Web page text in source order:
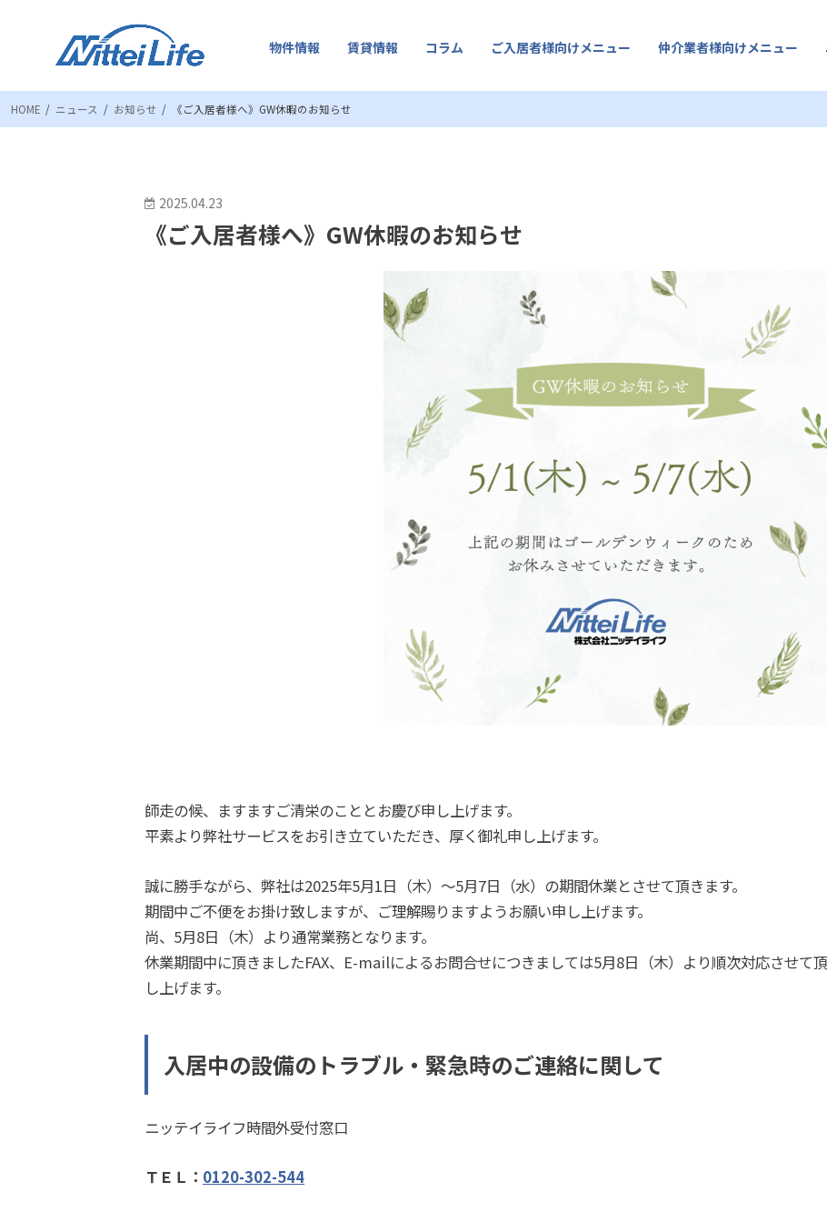
物件情報 賃貸情報 コラム ご入居者様向けメニュー 仲介業者様向けメニュー
HOME ニュース お知らせ 《ご入居者様へ》GW休暇のお知らせ
2025.04.23
《ご入居者様へ》GW休暇のお知らせ
師走の候、ますますご清栄のこととお慶び申し上げます。
平素より弊社サービスをお引き立ていただき、厚く御礼申し上げます。
誠に勝手ながら、弊社は2025年5月1日（木）～5月7日（水）の期間休業とさせて頂きます。
期間中ご不便をお掛け致しますが、ご理解賜りますようお願い申し上げます。
尚、5月8日（木）より通常業務となります。
休業期間中に頂きましたFAX、E-mailによるお問合せにつきましては5月8日（木）より順次対応させて
し上げます。
入居中の設備のトラブル・緊急時のご連絡に関して
ニッテイライフ時間外受付窓口
ＴＥＬ： 0120-302-544